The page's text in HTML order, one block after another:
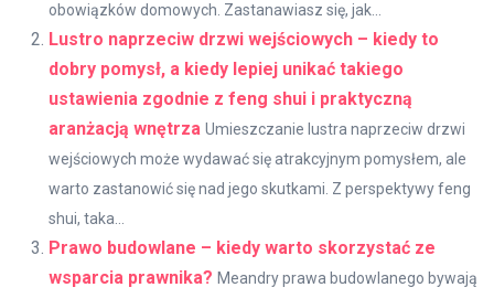
obowiązków domowych. Zastanawiasz się, jak...
Lustro naprzeciw drzwi wejściowych – kiedy to
dobry pomysł, a kiedy lepiej unikać takiego
ustawienia zgodnie z feng shui i praktyczną
aranżacją wnętrza Umieszczanie lustra naprzeciw drzwi
wejściowych może wydawać się atrakcyjnym pomysłem, ale
warto zastanowić się nad jego skutkami. Z perspektywy feng
shui, taka...
Prawo budowlane – kiedy warto skorzystać ze
wsparcia prawnika? Meandry prawa budowlanego bywają